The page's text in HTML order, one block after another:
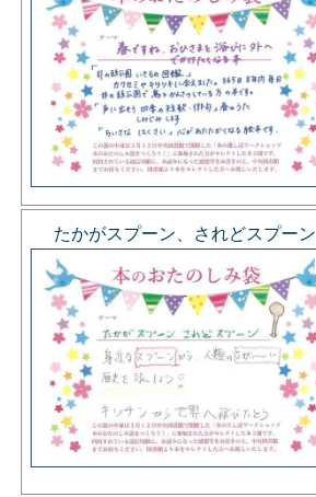
たかがスプーン、されどスプーン